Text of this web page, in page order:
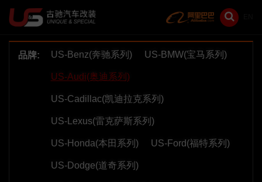
品牌: US-Benz(奔驰系列) US-BMW(宝马系列)
US-Audi(奥迪系列)
US-Cadillac(凯迪拉克系列)
US-Lexus(雷克萨斯系列)
US-Honda(本田系列) US-Ford(福特系列)
US-Dodge(道奇系列)